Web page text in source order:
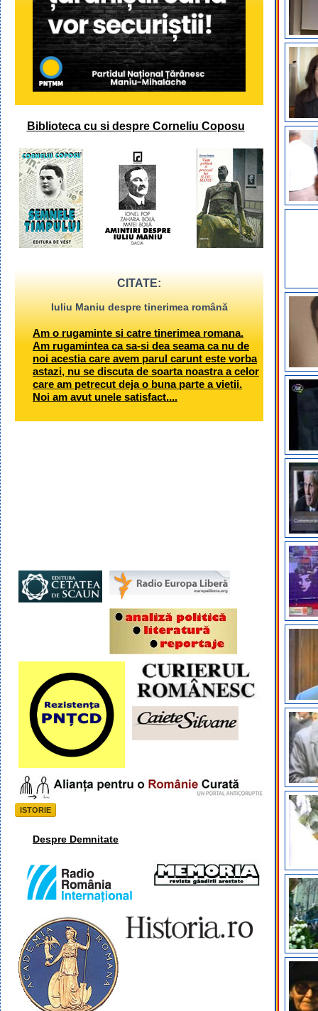
Biblioteca cu si despre Corneliu Coposu
CITATE:
Iuliu Maniu despre tinerimea română
Am o rugaminte si catre tinerimea romana.
Am rugamintea ca sa-si dea seama ca nu de
noi acestia care avem parul carunt este vorba
astazi, nu se discuta de soarta noastra a celor
care am petrecut deja o buna parte a vietii.
Noi am avut unele satisfact....
ISTORIE
Despre Demnitate